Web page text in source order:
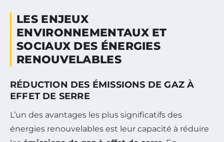
LES ENJEUX
ENVIRONNEMENTAUX ET
SOCIAUX DES ÉNERGIES
RENOUVELABLES
RÉDUCTION DES ÉMISSIONS DE GAZ À
EFFET DE SERRE
L’un des avantages les plus significatifs des
énergies renouvelables est leur capacité à réduire